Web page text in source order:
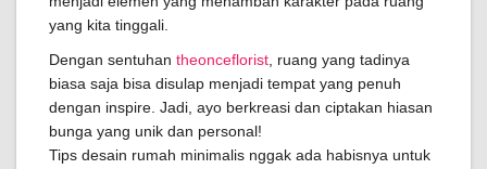
yang kita tinggali.
Dengan sentuhan theonceflorist , ruang yang tadinya
biasa saja bisa disulap menjadi tempat yang penuh
dengan inspire. Jadi, ayo berkreasi dan ciptakan hiasan
bunga yang unik dan personal!
Tips desain rumah minimalis nggak ada habisnya untuk